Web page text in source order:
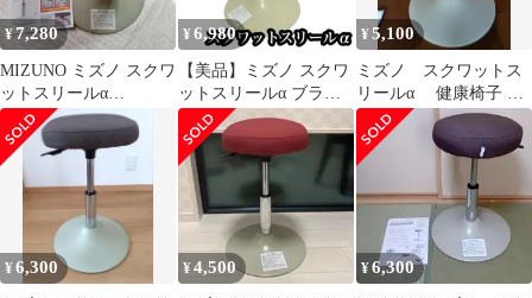
¥7,280
MIZUNO ミズノ スクワ
ットスリールα
C3JH1006 レッド
¥ 6,980
【美品】ミズノ スクワ
ットスリールα ブラウ
ン 昇降式 椅子 エクサ
サイズ
¥5,100
ミズノ スクワットス
リールα 健康椅子 ト
レーニングチェア エク
ササイズ
¥6,300 ¥4,500 ¥6,300